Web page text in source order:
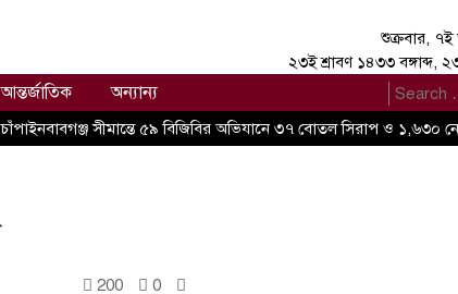
শুক্রবার, ৭ই
২৩ই শ্রাবণ ১৪৩৩ বঙ্গাব্দ,
আন্তর্জাতিক অন্যান্য
চাঁপাইনবাবগঞ্জ সীমান্তে ৫৯ বিজিবির অভিযানে ৩৭ বোতল সিরাপ ও ১,৬৩০
200 0